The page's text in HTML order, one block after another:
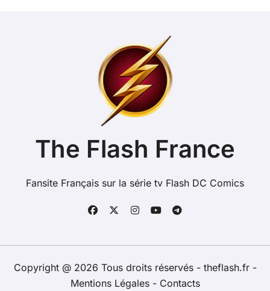
The Flash France
Fansite Français sur la série tv Flash DC Comics
Copyright @ 2026 Tous droits réservés - theflash.fr -
Mentions Légales - Contacts